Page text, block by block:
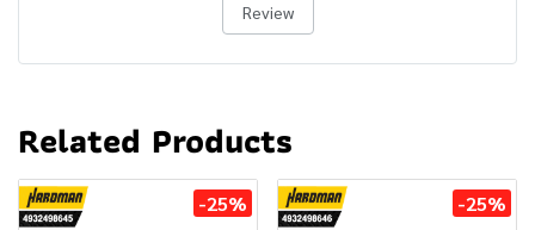
Review
Related Products
-25% -25%